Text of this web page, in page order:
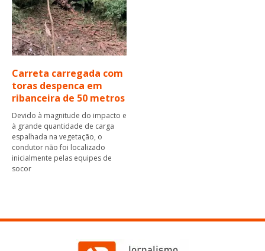
Carreta carregada com
toras despenca em
ribanceira de 50 metros
Devido à magnitude do impacto e
à grande quantidade de carga
espalhada na vegetação, o
condutor não foi localizado
inicialmente pelas equipes de
socor